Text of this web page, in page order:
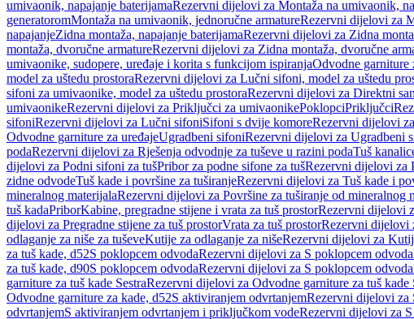
umivaonik, napajanje baterijamaRezervni dijelovi za Montaža na umivaonik,
generatoromMontaža na umivaonik, jednoručne armatureRezervni dijelovi za
napajanjeZidna montaža, napajanje baterijamaRezervni dijelovi za Zidna
montaža, dvoručne armatureRezervni dijelovi za Zidna montaža, dvoručne
umivaonike, sudopere, uređaje i korita s funkcijom ispiranjaOdvodne garniture
model za uštedu prostoraRezervni dijelovi za Lučni sifoni, model za uštedu
sifoni za umivaonike, model za uštedu prostoraRezervni dijelovi za Direktni
umivaonikeRezervni dijelovi za Priključci za umivaonikePoklopciPriključci
sifoniRezervni dijelovi za Lučni sifoniSifoni s dvije komoreRezervni dijelovi
Odvodne garniture za uređajeUgradbeni sifoniRezervni dijelovi za Ugradbeni
podaRezervni dijelovi za Rješenja odvodnje za tuševe u razini podaTuš
dijelovi za Podni sifoni za tušPribor za podne sifone za tušRezervni dijelovi za
zidne odvodeTuš kade i površine za tuširanjeRezervni dijelovi za Tuš kade i
mineralnog materijalaRezervni dijelovi za Površine za tuširanje od mineralnog
tuš kadaPriborKabine, pregradne stijene i vrata za tuš prostorRezervni dijelovi
dijelovi za Pregradne stijene za tuš prostorVrata za tuš prostorRezervni dijelovi
odlaganje za niše za tuševeKutije za odlaganje za nišeRezervni dijelovi za
za tuš kade, d52S poklopcem odvodaRezervni dijelovi za S poklopcem odvoda
za tuš kade, d90S poklopcem odvodaRezervni dijelovi za S poklopcem odvoda
garniture za tuš kade SestraRezervni dijelovi za Odvodne garniture za tuš kade
Odvodne garniture za kade, d52S aktiviranjem odvrtanjemRezervni dijelovi za
odvrtanjemS aktiviranjem odvrtanjem i priključkom vodeRezervni dijelovi za